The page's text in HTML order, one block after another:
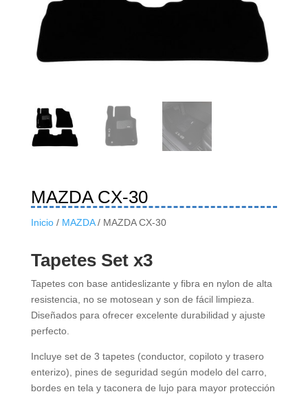
MAZDA CX-30
Inicio/ MAZDA/ MAZDA CX-30
Tapetes Set x3
Tapetes con base antideslizante y fibra en nylon de alta
resistencia, no se motosean y son de fácil limpieza.
Diseñados para ofrecer excelente durabilidad y ajuste
perfecto.
Incluye set de 3 tapetes (conductor, copiloto y trasero
enterizo), pines de seguridad según modelo del carro,
bordes en tela y taconera de lujo para mayor protección